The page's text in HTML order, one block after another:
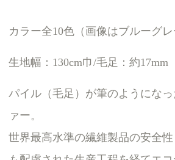
カラー全10色（画像はブルーグレ
生地幅：130cm巾/毛足：約17mm
パイル（毛足）が筆のようにな
ァー。
世界最高水準の繊維製品の安全